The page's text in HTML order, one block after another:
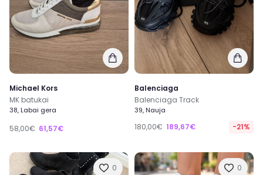
Michael Kors
MK batukai
38, Labai gera
58,00€ 61,57€
Balenciaga
Balenciaga Track
39, Nauja
180,00€ 189,67€ -21%
0 0